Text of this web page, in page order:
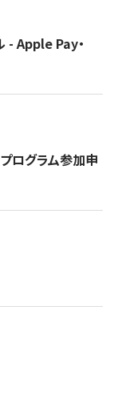
- Apple Pay・
ログラム参加申